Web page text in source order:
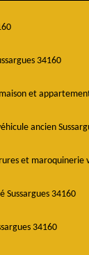
34160
et
ancien
et maroquinerie
Sussargues 34160
34160